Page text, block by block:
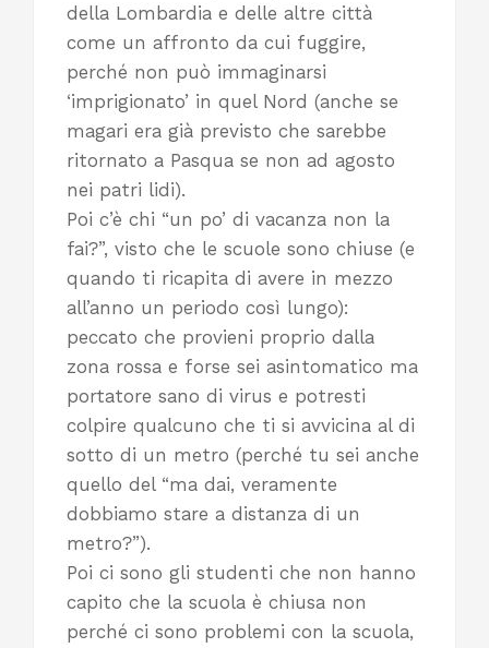
della Lombardia e delle altre città
come un affronto da cui fuggire,
perché non può immaginarsi
‘imprigionato’ in quel Nord (anche se
magari era già previsto che sarebbe
ritornato a Pasqua se non ad agosto
nei patri lidi).
Poi c’è chi “un po’ di vacanza non la
fai?”, visto che le scuole sono chiuse (e
quando ti ricapita di avere in mezzo
all’anno un periodo così lungo):
peccato che provieni proprio dalla
zona rossa e forse sei asintomatico ma
portatore sano di virus e potresti
colpire qualcuno che ti si avvicina al di
sotto di un metro (perché tu sei anche
quello del “ma dai, veramente
dobbiamo stare a distanza di un
metro?”).
Poi ci sono gli studenti che non hanno
capito che la scuola è chiusa non
perché ci sono problemi con la scuola,